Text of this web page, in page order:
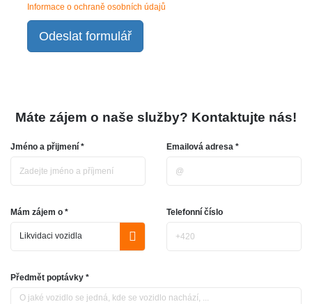
Informace o ochraně osobních údajů
Odeslat formulář
Máte zájem o naše služby? Kontaktujte nás!
Jméno a přijmení * Emailová adresa *
Mám zájem o * Telefonní číslo
Předmět poptávky *